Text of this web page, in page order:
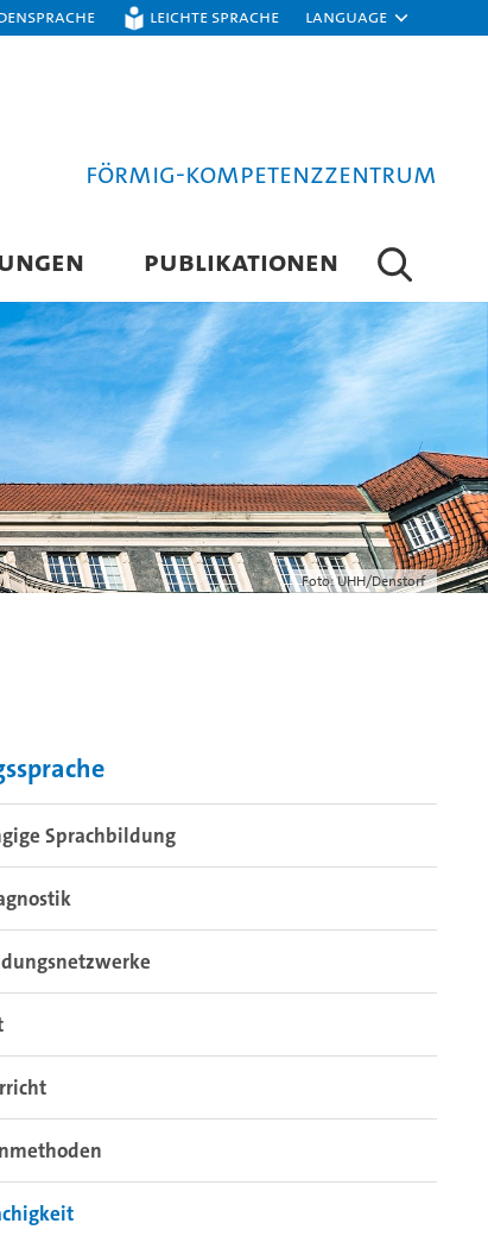
Leichte Sprache Language
FörMig-Kompetenzzentrum
PUBLIKATIONEN
Foto: UHH/Denstorf
Sprachbildung